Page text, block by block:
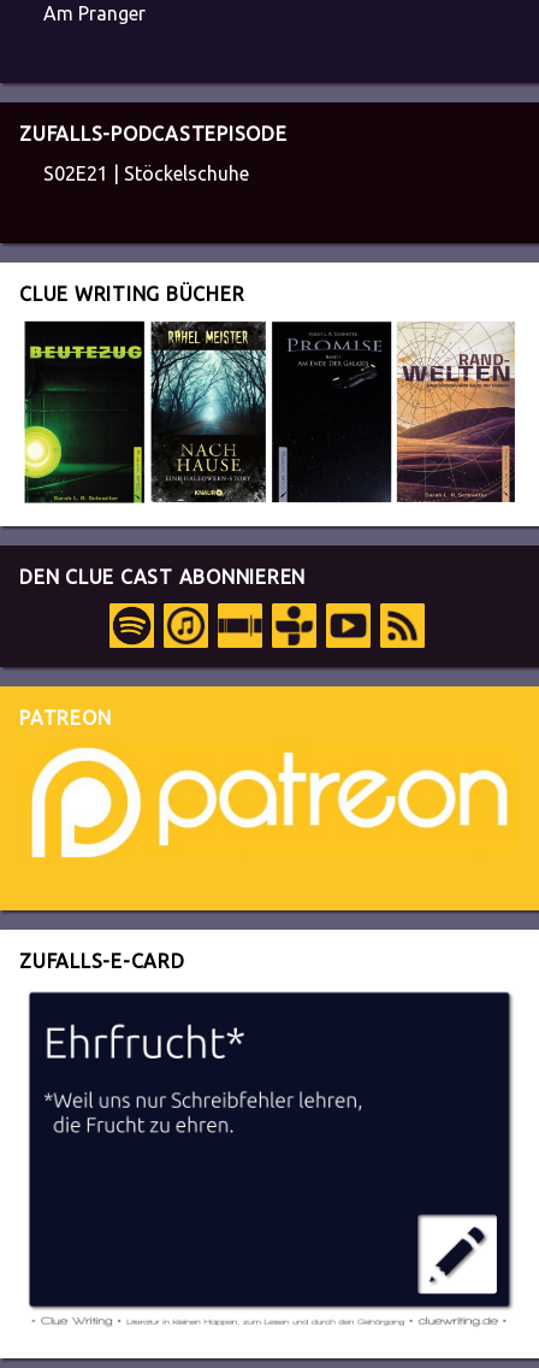
Am Pranger
ZUFALLS-PODCASTEPISODE
S02E21 | Stöckelschuhe
CLUE WRITING BÜCHER
DEN CLUE CAST ABONNIEREN
PATREON
ZUFALLS-E-CARD